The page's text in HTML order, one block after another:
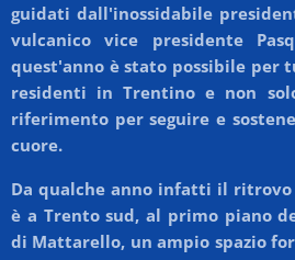
guidati dall'inossidabile
vulcanico vice presidente
quest'anno è stato possibile per
residenti in Trentino e non
riferimento per seguire e
cuore.
Da qualche anno infatti il
è a Trento sud, al primo piano
di Mattarello, un ampio spazio